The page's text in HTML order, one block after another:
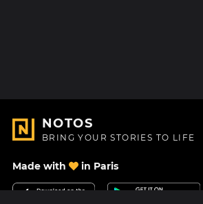
NOTOS
BRING YOUR STORIES TO LIFE
Made with in Paris